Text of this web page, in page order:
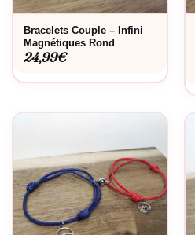
Bracelets Couple – Infini
Magnétiques Rond
24,99€